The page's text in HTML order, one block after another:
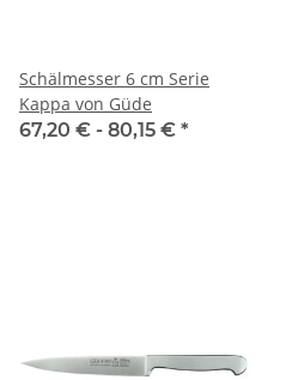
Schälmesser 6 cm Serie
Kappa von Güde
67,20 € - 80,15 € *